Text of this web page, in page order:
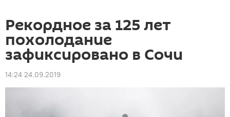
Рекордное за 125 лет
похолодание
зафиксировано в Сочи
14:24 24.09.2019